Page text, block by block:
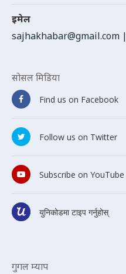
इमेल
sajhakhabar@gmail.com |
सोसल मिडिया
Find us on Facebook
Follow us on Twitter
Subscribe on YouTube
युनिकोडमा टाइप गर्नुहोस्
गुगल म्याप